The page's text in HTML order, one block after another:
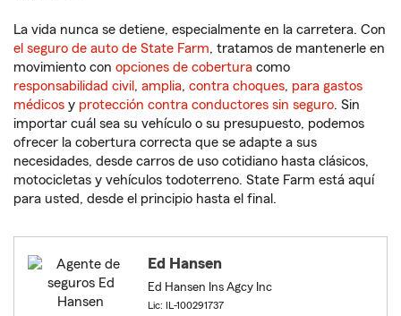
La vida nunca se detiene, especialmente en la carretera. Con
el seguro de auto de State Farm, tratamos de mantenerle en
movimiento con opciones de cobertura como
responsabilidad civil , amplia, contra choques, para gastos
médicos y protección contra conductores sin seguro. Sin
importar cuál sea su vehículo o su presupuesto, podemos
ofrecer la cobertura correcta que se adapte a sus
necesidades, desde carros de uso cotidiano hasta clásicos,
motocicletas y vehículos todoterreno. State Farm está aquí
para usted, desde el principio hasta el final.
Ed Hansen
Ed Hansen Ins Agcy Inc
Lic: IL-100291737